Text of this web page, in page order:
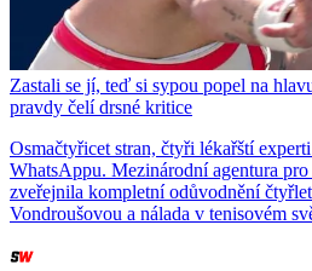
Zastali se jí, teď si sypou popel na
pravdy čelí drsné kritice
Osmačtyřicet stran, čtyři lékařští
WhatsAppu. Mezinárodní agentura pro
zveřejnila kompletní odůvodnění
Vondroušovou a nálada v tenisovém